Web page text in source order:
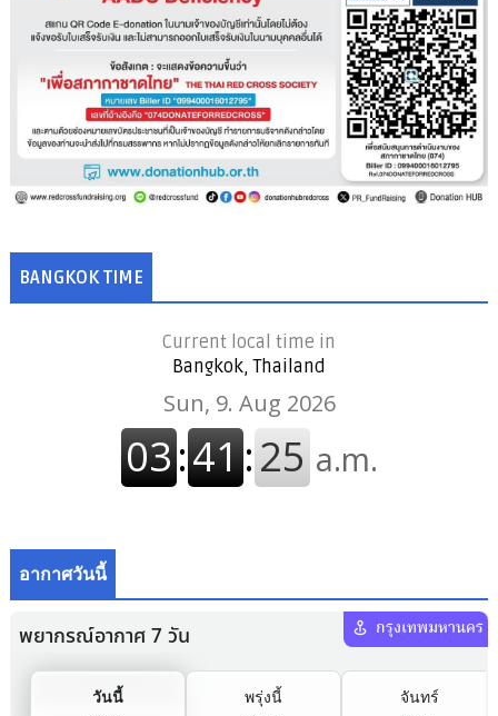
BANGKOK TIME
Current local time in
Bangkok, Thailand
อากาศวันนี้